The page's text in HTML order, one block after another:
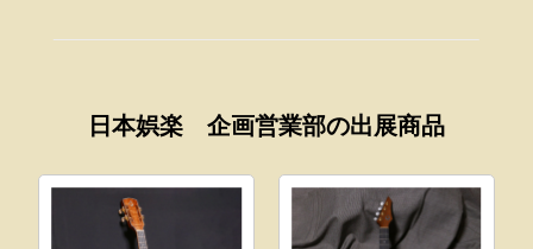
日本娯楽 企画営業部の出展商品